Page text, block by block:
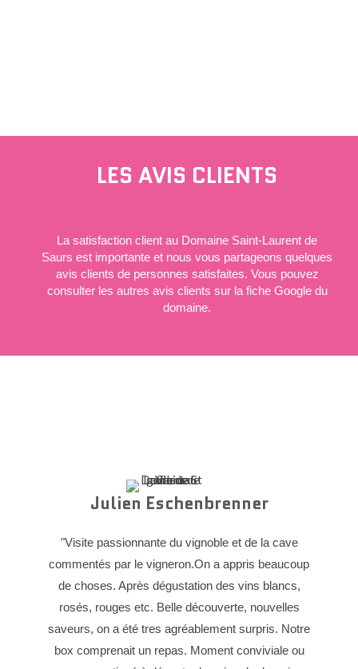
LES AVIS CLIENTS
La satisfaction client au Domaine Saint-Laurent de
Saurs est importante et nous vous partageons quelques
avis clients de personnes satisfaites. Vous pouvez
consulter les autres avis clients sur la fiche Google du
domaine.
Julien Eschenbrenner
"Visite passionnante du vignoble et de la cave
commentés par le vigneron.On a appris beaucoup
de choses. Après dégustation des vins blancs,
rosés, rouges etc. Belle découverte, nouvelles
saveurs, on a été tres agréablement surpris. Notre
box comprenait un repas. Moment conviviale ou